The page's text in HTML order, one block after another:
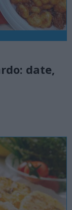
date,